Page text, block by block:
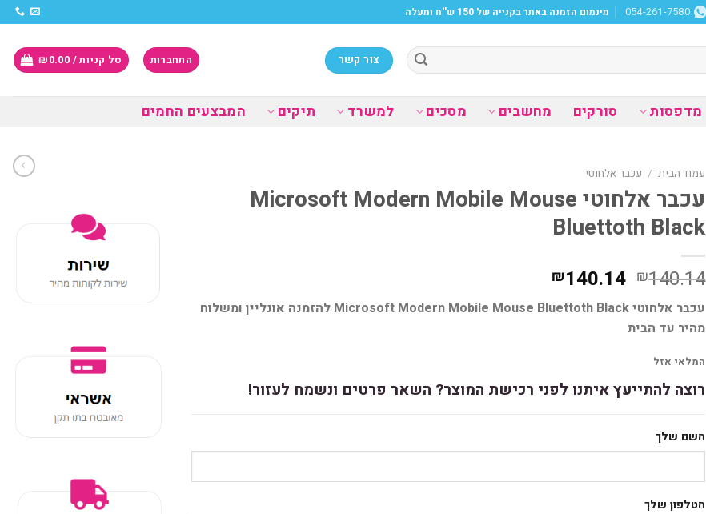
054-261-7580 מינמום הזמנה באתר בקנייה של 150 ש''ח ומעלה
צור קשר התחברות סל קניות / ₪0.00
מדפסות סורקים מחשבים מסכים למשרד תיקים המבצעים החמים
עמוד הבית / עכבר אלחוטי
עכבר אלחוטי Microsoft Modern Mobile Mouse
Bluettoth Black
₪140.14 המחיר
המקורי
היה:
₪140.14
הנוכחי
הוא:
עכבר אלחוטי Microsoft Modern Mobile Mouse Bluettoth Black להזמנה אונליין ומשלוח
מהיר עד הבית
המלאי אזל
רוצה להתייעץ איתנו לפני רכישת המוצר? השאר פרטים ונשמח לעזור!
השם שלך
הטלפון שלך